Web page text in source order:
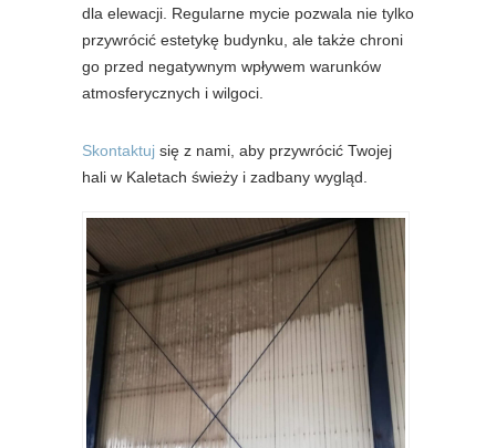
dla elewacji. Regularne mycie pozwala nie tylko
przywrócić estetykę budynku, ale także chroni
go przed negatywnym wpływem warunków
atmosferycznych i wilgoci.
Skontaktuj się z nami, aby przywrócić Twojej
hali w Kaletach świeży i zadbany wygląd.